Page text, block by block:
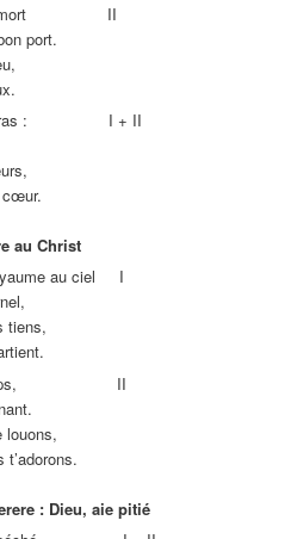
la mort II
port.
: I + II
au ciel I
tiens,
à temps, II
Dieu, aie pitié